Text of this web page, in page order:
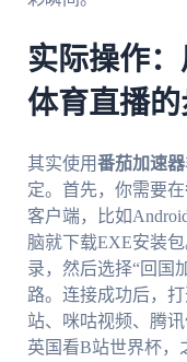
实际操作
体育直播的
其实使用番茄加速器
定。首先，你需要在
客户端，比如
脑就下载EXE安装
录，然后选择“回国
路。连接成功后，
站、咪咕视频、腾
英国看B站世界杯，